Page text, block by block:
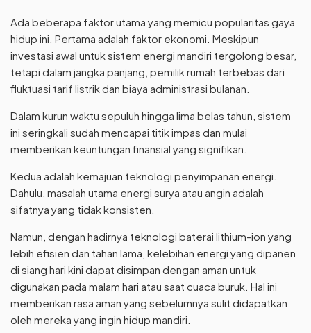
Ada beberapa faktor utama yang memicu popularitas gaya
hidup ini. Pertama adalah faktor ekonomi. Meskipun
investasi awal untuk sistem energi mandiri tergolong besar,
tetapi dalam jangka panjang, pemilik rumah terbebas dari
fluktuasi tarif listrik dan biaya administrasi bulanan.
Dalam kurun waktu sepuluh hingga lima belas tahun, sistem
ini seringkali sudah mencapai titik impas dan mulai
memberikan keuntungan finansial yang signifikan.
Kedua adalah kemajuan teknologi penyimpanan energi.
Dahulu, masalah utama energi surya atau angin adalah
sifatnya yang tidak konsisten.
Namun, dengan hadirnya teknologi baterai lithium-ion yang
lebih efisien dan tahan lama, kelebihan energi yang dipanen
di siang hari kini dapat disimpan dengan aman untuk
digunakan pada malam hari atau saat cuaca buruk. Hal ini
memberikan rasa aman yang sebelumnya sulit didapatkan
oleh mereka yang ingin hidup mandiri.